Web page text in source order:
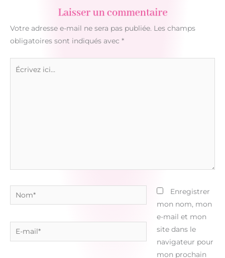
Laisser un commentaire
Votre adresse e-mail ne sera pas publiée. Les champs
obligatoires sont indiqués avec *
Nom*
E-
mail*
Enregistrer
mon nom, mon
e-mail et mon
site dans le
navigateur pour
mon prochain